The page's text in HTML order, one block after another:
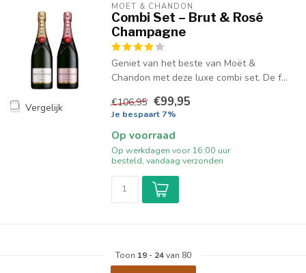
Vergelijk
MOËT & CHANDON
Combi Set – Brut & Rosé
Champagne
Geniet van het beste van Moët &
Chandon met deze luxe combi set. De f...
€106,95 €99,95
Je bespaart 7%
Op voorraad
Op werkdagen voor 16:00 uur
besteld, vandaag verzonden
Toon 19- 24van 80